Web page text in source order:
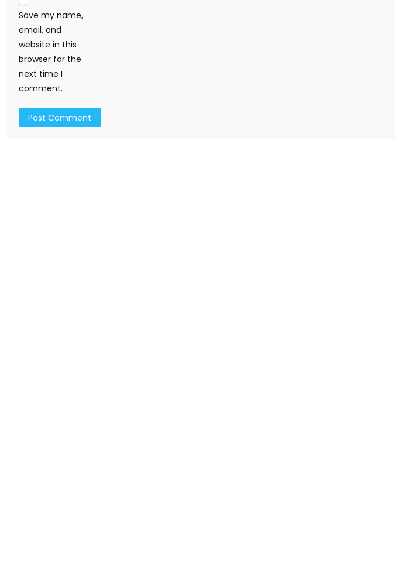
Save my name,
email, and
website in this
browser for the
next time I
comment.